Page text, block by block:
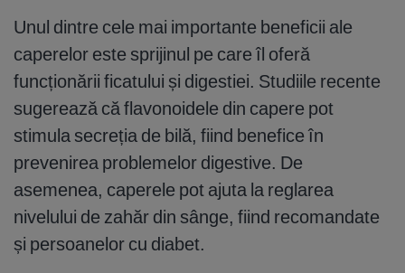
Unul dintre cele mai importante beneficii ale
caperelor este sprijinul pe care îl oferă
funcționării ficatului și digestiei. Studiile recente
sugerează că flavonoidele din capere pot
stimula secreția de bilă, fiind benefice în
prevenirea problemelor digestive. De
asemenea, caperele pot ajuta la reglarea
nivelului de zahăr din sânge, fiind recomandate
și persoanelor cu diabet.